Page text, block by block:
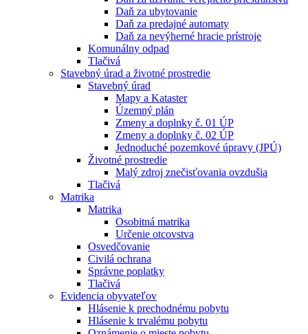
Daň za ubytovanie
Daň za predajné automaty
Daň za nevýherné hracie prístroje
Komunálny odpad
Tlačivá
Stavebný úrad a životné prostredie
Stavebný úrad
Mapy a Kataster
Územný plán
Zmeny a doplnky č. 01 ÚP
Zmeny a doplnky č. 02 ÚP
Jednoduché pozemkové úpravy (JPÚ)
Životné prostredie
Malý zdroj znečisťovania ovzdušia
Tlačivá
Matrika
Matrika
Osobitná matrika
Určenie otcovstva
Osvedčovanie
Civilá ochrana
Správne poplatky
Tlačivá
Evidencia obyvateľov
Hlásenie k prechodnému pobytu
Hlásenie k trvalému pobytu